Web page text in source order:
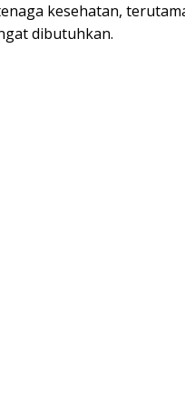
kesehatan,
dibutuhkan.